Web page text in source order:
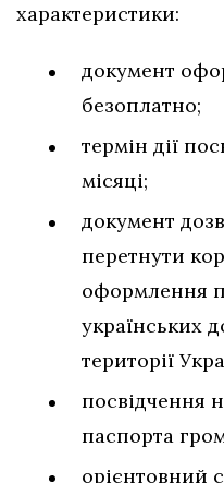
характеристики:
документ
безоплатно;
термін дії
місяці;
документ
перетнути
оформлення
українських
території
посвідчення
паспорта
орієнтовний